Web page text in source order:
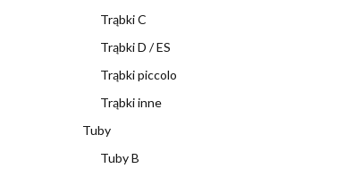
Trąbki C
Trąbki D / ES
Trąbki piccolo
Trąbki inne
Tuby
Tuby B